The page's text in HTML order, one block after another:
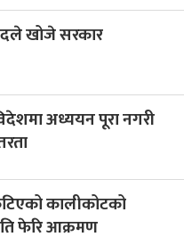
खोजे सरकार
अध्ययन पूरा नगरी
कालीकोटको
फेरि आक्रमण